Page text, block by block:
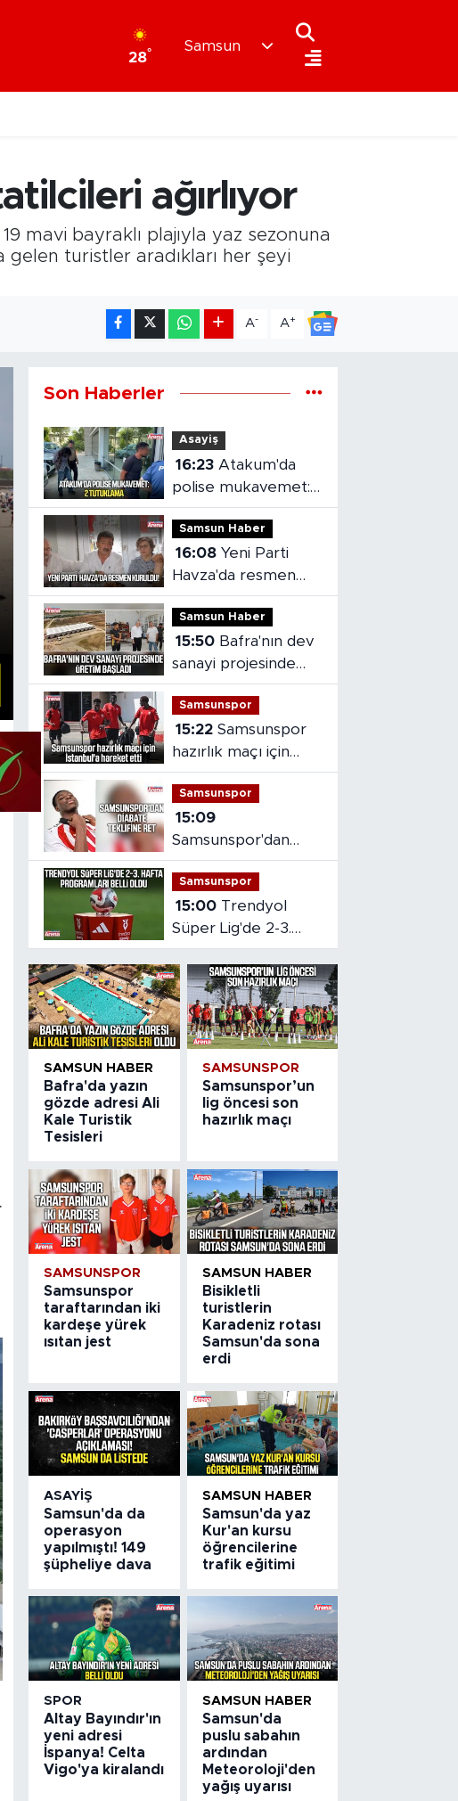
28°
Samsun
ağırlıyor
mavi bayraklı plajıyla yaz sezonuna
gelen turistler aradıkları her şeyi
A- A+
Son Haberler
Asayiş
16:23 Atakum'da
polise mukavemet:
2 tutuklama
Samsun Haber
16:08
Havza'da resmen
kuruldu
Samsun Haber
15:50
sanayi projesinde
üretim başladı
Samsunspor
15:22 Samsunspor
hazırlık maçı için
İstanbul'a hareket
etti
Samsunspor
15:09
Samsunspor'dan
Diabate teklifine ret
Samsunspor
15:00
Süper Lig'de 2-3.
hafta programları
belli oldu
SAMSUN HABER
Bafra'da yazın
gözde adresi Ali
Kale Turistik
Tesisleri
SAMSUNSPOR
Samsunspor’un
lig öncesi son
hazırlık maçı
SAMSUNSPOR
Samsunspor
taraftarından iki
kardeşe yürek
ısıtan jest
SAMSUN HABER
Bisikletli
turistlerin
Karadeniz rotası
Samsun'da sona
erdi
ASAYIŞ
Samsun'da da
operasyon
yapılmıştı! 149
şüpheliye dava
SAMSUN HABER
Samsun'da yaz
Kur'an kursu
öğrencilerine
trafik eğitimi
SPOR
Altay Bayındır'ın
yeni adresi
İspanya! Celta
Vigo'ya kiralandı
SAMSUN HABER
Samsun'da
puslu sabahın
ardından
Meteoroloji'den
yağış uyarısı